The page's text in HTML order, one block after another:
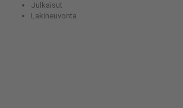
Julkaisut
Lakineuvonta